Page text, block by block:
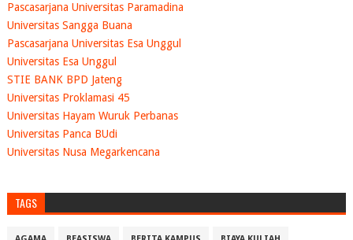
Pascasarjana Universitas Paramadina
Universitas Sangga Buana
Pascasarjana Universitas Esa Unggul
Universitas Esa Unggul
STIE BANK BPD Jateng
Universitas Proklamasi 45
Universitas Hayam Wuruk Perbanas
Universitas Panca BUdi
Universitas Nusa Megarkencana
TAGS